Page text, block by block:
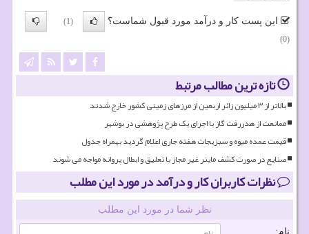
این پست کار و درآمد مورد قبول شماست؟
(1)
(0)
تازه ترین مطالب مرتبط
بالاتر از ۳ میلیون زائر اربعین از مرزهای زمینی کشور خارج شدند
ممانعت از هدررفت گاز با اجرای یک طرح پژوهشی در بوشهر
قیمت عمده میوه و سبزیجات هفته جاری اعلام گردید بهمراه جدول
صنایع در صورت کشف ماینر غیر مجاز با تعلیق و ابطال پروانه مواجه می شوند
نظرات کاربران کار و درآمد در مورد این مطلب
نظر شما در مورد این مطلب
نام: